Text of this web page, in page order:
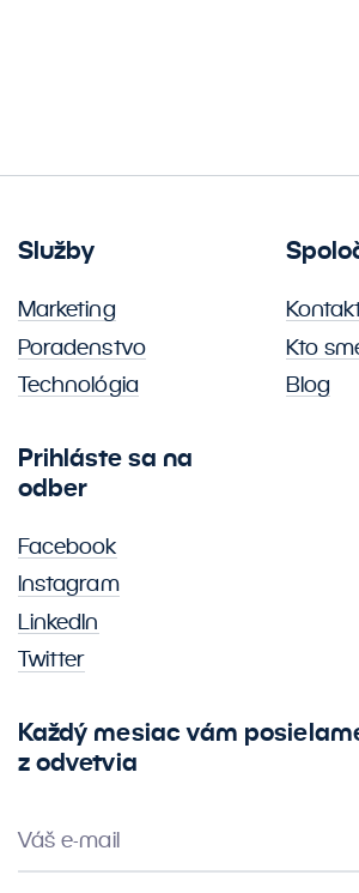
Služby
Marketing
Poradenstvo
Technológia
Kto
Blog
Prihláste sa na
odber
Facebook
Instagram
LinkedIn
Twitter
Každý mesiac vám
z odvetvia
Váš e-mail